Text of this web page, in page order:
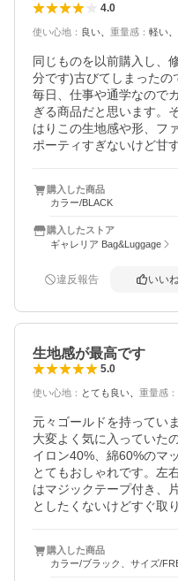
す。折り目がつくとアイ
気になるので、折り目が
けて、閉めてから戻して
4.0
使い心地 ： 良い 重量感 ： 軽い
同じものを以前購入し、
分です)古びてしまったの
毎日、仕事や通学なので
ぎる商品だと思います。
はりこの生地感や形、フ
ポーティすぎないけど甘
ういったリュックが他に
ました。
いまは休日用として使っ
使えるのがいいところ。
とかの商品を買った方
購入した商品
カラー/BLACK
購入したストア
ギャレリア Bag&Luggage
違反報告 いいね
生地感が最高です
5.0
使い心地 ： とても良い 重量感 ：
元々ゴールドを持ってい
大変よく気に入っていた
イロン40%、綿60%のマ
とてもおしゃれです。左
はマジックテープ付き、
としたくないけどすぐ取
ジッパーはYKKの高級感
の角が取れており指に当
購入した商品
カラー/ブラック、サイズ/